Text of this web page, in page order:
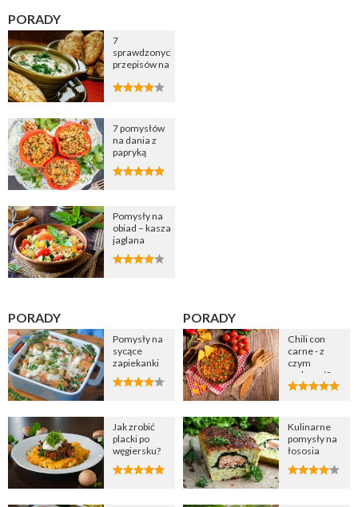
PORADY
7
sprawdzonych
przepisów na
cebulową
7 pomysłów
na dania z
papryką
Pomysły na
obiad – kasza
jaglana
PORADY
Pomysły na
sycące
zapiekanki
Jak zrobić
placki po
węgiersku?
PORADY
Chili con
carne - z
czym
podawać?
Kulinarne
pomysły na
łososia